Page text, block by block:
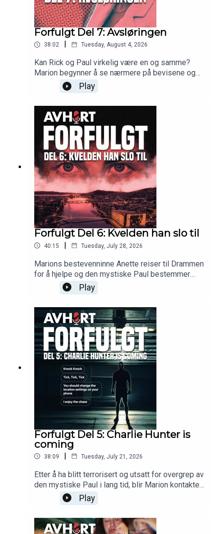
Forfulgt Del 7: Avsløringen
38:02 Tuesday, August 4, 2026
Kan Rick og Paul virkelig være en og samme?
Marion begynner å se nærmere på bevisene og
truslene blir alvor når sexvideoene og bildene blir
spredt på nettet.
Play
Forfulgt Del 6: Kvelden han slo til
40:15 | Tuesday, July 28, 2026
Marions bestevenninne Anette reiser til Drammen
for å hjelpe og den mystiske Paul bestemmer
seg for å slå til.
Play
Forfulgt Del 5: Charlie Hunter is
coming
38:09 | Tuesday, July 21, 2026
Etter å ha blitt terrorisert og utsatt for overgrep av
den mystiske Paul i lang tid, blir Marion kontaktet
av flere nye menn, en av disse kaller seg Charlie
Play